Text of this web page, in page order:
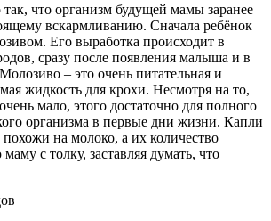
что организм будущей мамы заранее
вскармливанию. Сначала ребёнок
Его выработка происходит в
сразу после появления малыша и в
– это очень питательная и
жидкость для крохи. Несмотря на то,
мало, этого достаточно для полного
организма в первые дни жизни. Капли
на молоко, а их количество
с толку, заставляя думать, что